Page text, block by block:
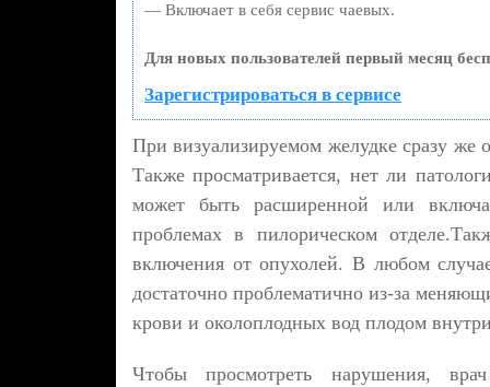
— Включает в себя сервис чаевых.
Для новых пользователей первый месяц
Зарегистрироваться в сервисе
При визуализируемом желудке сразу же
Также просматривается, нет ли
может быть расширенной или
проблемах в пилорическом
включения от опухолей. В любом
достаточно проблематично из-за
крови и околоплодных вод плодом
Чтобы просмотреть нарушения,